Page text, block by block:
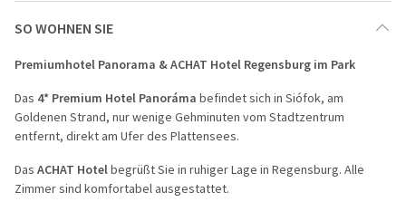
SO WOHNEN SIE
Premiumhotel Panorama & ACHAT Hotel Regensburg im Park
Das 4* Premium Hotel Panoráma befindet sich in Siófok, am
Goldenen Strand, nur wenige Gehminuten vom Stadtzentrum
entfernt, direkt am Ufer des Plattensees.
Das ACHAT Hotelbegrüßt Sie in ruhiger Lage in Regensburg. Alle
Zimmer sind komfortabel ausgestattet.